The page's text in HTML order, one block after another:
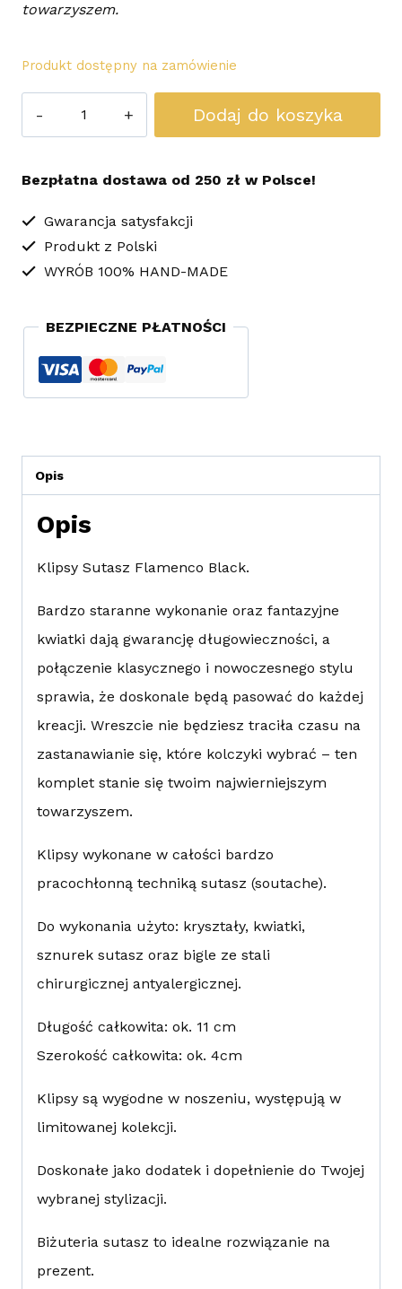
towarzyszem.
Produkt dostępny na zamówienie
Klipsy
Flamenco
Black
Dodaj do koszyka
Bezpłatna dostawa od 250 zł w Polsce!
Gwarancja satysfakcji
Produkt z Polski
WYRÓB 100% HAND-MADE
BEZPIECZNE PŁATNOŚCI
Opis
Opis
Klipsy Sutasz Flamenco Black.
Bardzo staranne wykonanie oraz fantazyjne
kwiatki dają gwarancję długowieczności, a
połączenie klasycznego i nowoczesnego stylu
sprawia, że doskonale będą pasować do każdej
kreacji. Wreszcie nie będziesz traciła czasu na
zastanawianie się, które kolczyki wybrać – ten
komplet stanie się twoim najwierniejszym
towarzyszem.
Klipsy wykonane w całości bardzo
pracochłonną techniką sutasz (soutache).
Do wykonania użyto: kryształy, kwiatki,
sznurek sutasz oraz bigle ze stali
chirurgicznej antyalergicznej.
Długość całkowita: ok. 11 cm
Szerokość całkowita: ok. 4cm
Klipsy są wygodne w noszeniu, występują w
limitowanej kolekcji.
Doskonałe jako dodatek i dopełnienie do Twojej
wybranej stylizacji.
Biżuteria sutasz to idealne rozwiązanie na
prezent.